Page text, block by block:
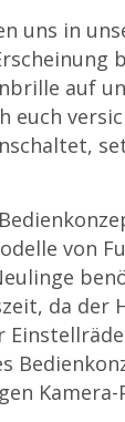
uns in
auf
euch
von
da der